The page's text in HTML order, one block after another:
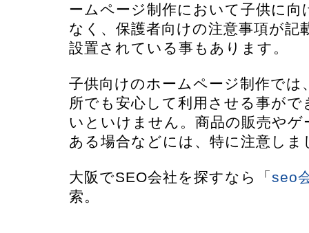
ームページ制作において子供に
なく、保護者向けの注意事項が記
設置されている事もあります。
子供向けのホームページ制作では
所でも安心して利用させる事がで
いといけません。商品の販売や
ある場合などには、特に注意しま
大阪でSEO会社を探すなら「 seo
索。